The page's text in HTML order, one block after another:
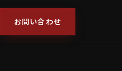
お問い合わせ